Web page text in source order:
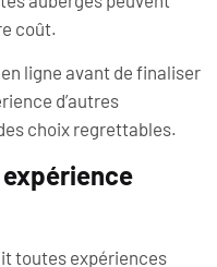
coût.
ligne avant de finaliser
d’autres
choix regrettables.
toutes expériences